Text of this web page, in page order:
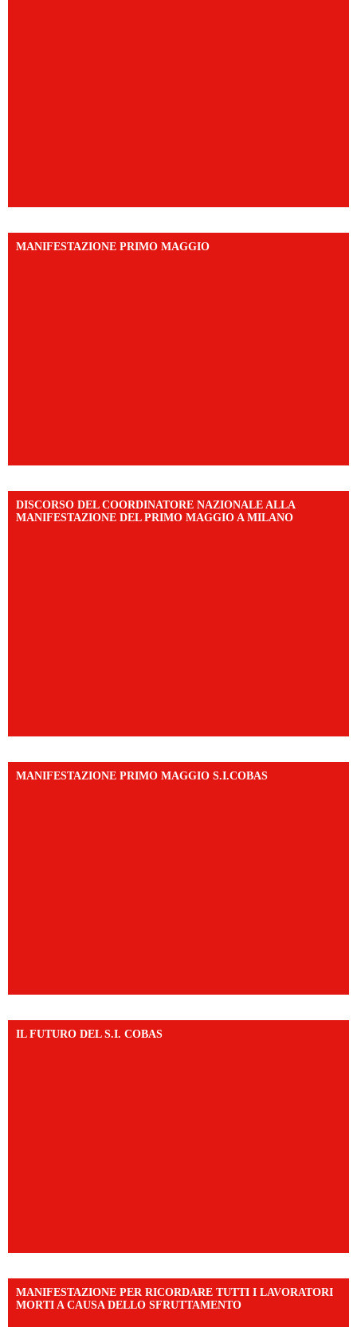
MANIFESTAZIONE PRIMO MAGGIO
DISCORSO DEL COORDINATORE NAZIONALE ALLA
MANIFESTAZIONE DEL PRIMO MAGGIO A MILANO
MANIFESTAZIONE PRIMO MAGGIO S.I.COBAS
IL FUTURO DEL S.I. COBAS
MANIFESTAZIONE PER RICORDARE TUTTI I LAVORATORI
MORTI A CAUSA DELLO SFRUTTAMENTO